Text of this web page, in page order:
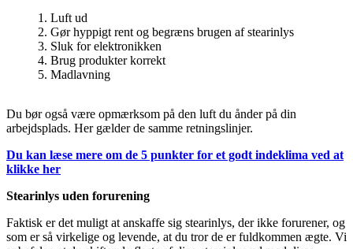
1. Luft ud
2. Gør hyppigt rent og begræns brugen af stearinlys
3. Sluk for elektronikken
4. Brug produkter korrekt
5. Madlavning
Du bør også være opmærksom på den luft du ånder på din
arbejdsplads. Her gælder de samme retningslinjer.
Du kan læse mere om de 5 punkter for et godt indeklima ved at
klikke her
Stearinlys uden forurening
Faktisk er det muligt at anskaffe sig stearinlys, der ikke forurener, og
som er så virkelige og levende, at du tror de er fuldkommen ægte. Vi